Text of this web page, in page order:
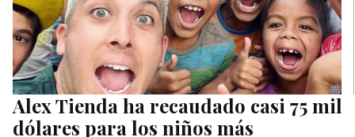
Alex Tienda ha recaudado casi 75 mil
dólares para los niños más